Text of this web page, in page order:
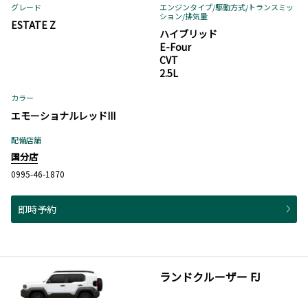
グレード
ESTATE Z
エンジンタイプ/駆動方式/トランスミッ
ション/排気量
ハイブリッド
E-Four
CVT
2.5L
カラー
エモーショナルレッドIII
配備店舗
国分店
0995-46-1870
即時予約
ランドクルーザー FJ